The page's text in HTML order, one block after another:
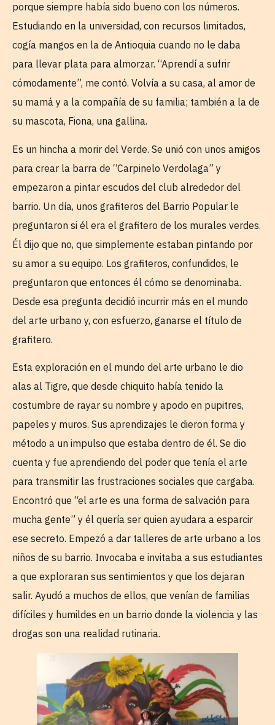
porque siempre había sido bueno con los números.
Estudiando en la universidad, con recursos limitados,
cogía mangos en la de Antioquia cuando no le daba
para llevar plata para almorzar. “Aprendí a sufrir
cómodamente”, me contó. Volvía a su casa, al amor de
su mamá y a la compañía de su familia; también a la de
su mascota, Fiona, una gallina.
Es un hincha a morir del Verde. Se unió con unos amigos
para crear la barra de “Carpinelo Verdolaga” y
empezaron a pintar escudos del club alrededor del
barrio. Un día, unos grafiteros del Barrio Popular le
preguntaron si él era el grafitero de los murales verdes.
Él dijo que no, que simplemente estaban pintando por
su amor a su equipo. Los grafiteros, confundidos, le
preguntaron que entonces él cómo se denominaba.
Desde esa pregunta decidió incurrir más en el mundo
del arte urbano y, con esfuerzo, ganarse el título de
grafitero.
Esta exploración en el mundo del arte urbano le dio
alas al Tigre, que desde chiquito había tenido la
costumbre de rayar su nombre y apodo en pupitres,
papeles y muros. Sus aprendizajes le dieron forma y
método a un impulso que estaba dentro de él. Se dio
cuenta y fue aprendiendo del poder que tenía el arte
para transmitir las frustraciones sociales que cargaba.
Encontró que “el arte es una forma de salvación para
mucha gente” y él quería ser quien ayudara a esparcir
ese secreto. Empezó a dar talleres de arte urbano a los
niños de su barrio. Invocaba e invitaba a sus estudiantes
a que exploraran sus sentimientos y que los dejaran
salir. Ayudó a muchos de ellos, que venían de familias
difíciles y humildes en un barrio donde la violencia y las
drogas son una realidad rutinaria.